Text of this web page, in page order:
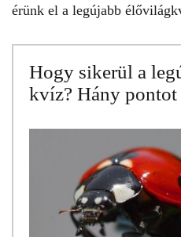
érünk el a legújabb
Hogy sikerül a
kvíz? Hány pontot